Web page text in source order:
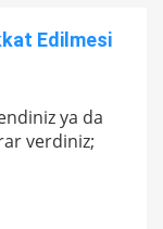
Edilmesi
ya da
verdiniz;